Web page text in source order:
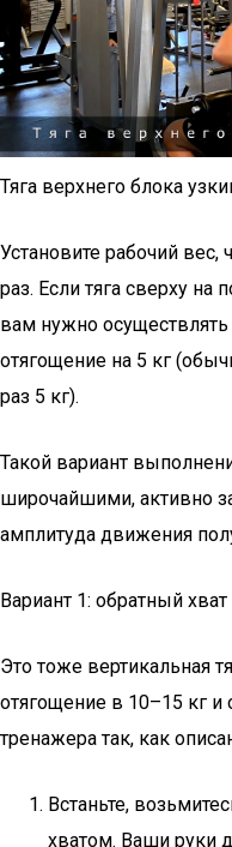
Тяга верхнего блока
Установите рабочий вес,
раз. Если тяга сверху на
вам нужно
отягощение на 5 кг
раз 5 кг).
Такой вариант
широчайшими, активно
амплитуда движения
Вариант 1: обратный хват
Это тоже вертикальная
отягощение в 10–15 кг и
тренажера так, как
Встаньте,
хватом. Ваши руки